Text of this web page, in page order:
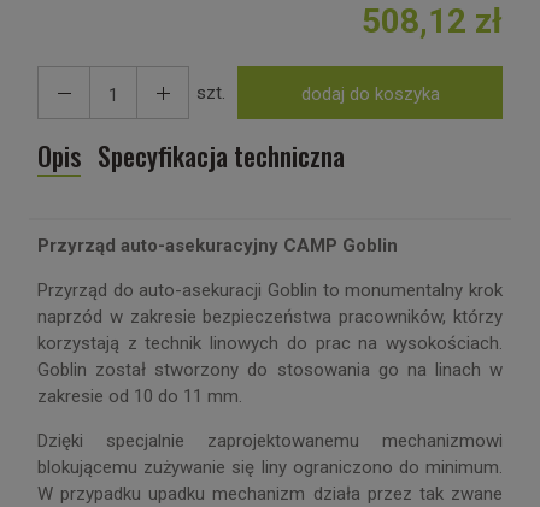
508,12 zł
szt. dodaj do koszyka
Opis Specyfikacja techniczna
Przyrząd auto-asekuracyjny CAMP Goblin
Przyrząd do auto-asekuracji Goblin to monumentalny krok
naprzód w zakresie bezpieczeństwa pracowników, którzy
korzystają z technik linowych do prac na wysokościach.
Goblin został stworzony do stosowania go na linach w
zakresie od 10 do 11 mm.
Dzięki specjalnie zaprojektowanemu mechanizmowi
blokującemu zużywanie się liny ograniczono do minimum.
W przypadku upadku mechanizm działa przez tak zwane